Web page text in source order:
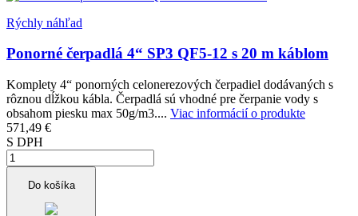
Rýchly náhľad
Ponorné čerpadlá 4“ SP3 QF5-12 s 20 m káblom
Komplety 4“ ponorných celonerezových čerpadiel dodávaných s
rôznou dĺžkou kábla. Čerpadlá sú vhodné pre čerpanie vody s
obsahom piesku max 50g/m3.... Viac informácií o produkte
571,49 €
S DPH
Do košíka